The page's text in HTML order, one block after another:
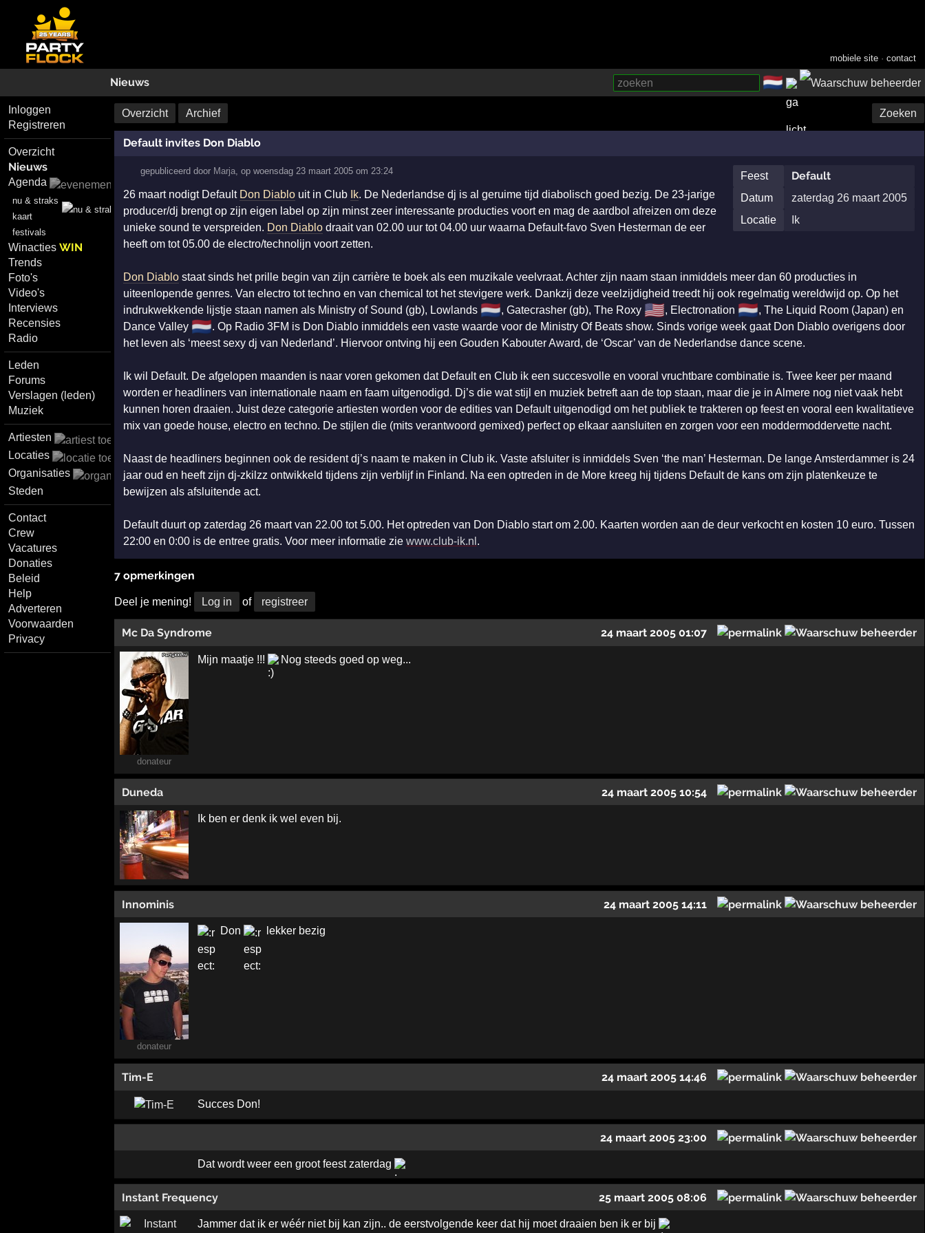
mobiele site ·contact
Nieuws 🇳🇱
Inloggen
Registreren
Overzicht
Nieuws
Agenda
nu & straks
kaart
festivals
WinactiesWIN
Trends
Foto's
Video's
Interviews
Recensies
Radio
Leden
Forums
Verslagen (leden)
Muziek
Artiesten
Locaties
Organisaties
Steden
Contact
Crew
Vacatures
Donaties
Beleid
Help
Adverteren
Voorwaarden
Privacy
Overzicht Archief Zoeken
Default invites Don Diablo
gepubliceerd door Marja, opwoensdag 23 maart 2005 om 23:24 Feest Default
Datum
zaterdag 26 maart 2005
Locatie
Ik
26 maart nodigt Default Don Diablouit in Club Ik. De Nederlandse dj is al geruime tijd diabolisch goed bezig. De 23-jarige
producer/dj brengt op zijn eigen label op zijn minst zeer interessante producties voort en mag de aardbol afreizen om deze
unieke sound te verspreiden. Don Diablodraait van 02.00 uur tot 04.00 uur waarna Default-favo Sven Hesterman de eer
heeft om tot 05.00 de electro/technolijn voort zetten.
Don Diablostaat sinds het prille begin van zijn carrière te boek als een muzikale veelvraat. Achter zijn naam staan inmiddels meer dan 60 producties in
uiteenlopende genres. Van electro tot techno en van chemical tot het stevigere werk. Dankzij deze veelzijdigheid treedt hij ook regelmatig wereldwijd op. Op het
indrukwekkende lijstje staan namen als Ministry of Sound (gb), Lowlands 🇳🇱, Gatecrasher (gb), The Roxy 🇺🇸, Electronation 🇳🇱, The Liquid Room (Japan) en
Dance Valley 🇳🇱. Op Radio 3FM is Don Diablo inmiddels een vaste waarde voor de Ministry Of Beats show. Sinds vorige week gaat Don Diablo overigens door
het leven als ‘meest sexy dj van Nederland’. Hiervoor ontving hij een Gouden Kabouter Award, de ‘Oscar’ van de Nederlandse dance scene.
Ik wil Default. De afgelopen maanden is naar voren gekomen dat Default en Club ik een succesvolle en vooral vruchtbare combinatie is. Twee keer per maand
worden er headliners van internationale naam en faam uitgenodigd. Dj’s die wat stijl en muziek betreft aan de top staan, maar die je in Almere nog niet vaak hebt
kunnen horen draaien. Juist deze categorie artiesten worden voor de edities van Default uitgenodigd om het publiek te trakteren op feest en vooral een kwalitatieve
mix van goede house, electro en techno. De stijlen die (mits verantwoord gemixed) perfect op elkaar aansluiten en zorgen voor een moddermoddervette nacht.
Naast de headliners beginnen ook de resident dj’s naam te maken in Club ik. Vaste afsluiter is inmiddels Sven ‘the man’ Hesterman. De lange Amsterdammer is 24
jaar oud en heeft zijn dj-zkilzz ontwikkeld tijdens zijn verblijf in Finland. Na een optreden in de More kreeg hij tijdens Default de kans om zijn platenkeuze te
bewijzen als afsluitende act.
Default duurt op zaterdag 26 maart van 22.00 tot 5.00. Het optreden van Don Diablo start om 2.00. Kaarten worden aan de deur verkocht en kosten 10 euro. Tussen
22:00 en 0:00 is de entree gratis. Voor meer informatie zie www.club-ik.nl .
7 opmerkingen
Deel je mening! Log in of registreer
Mc Da Syndrome 24 maart 2005 01:07
donateur
Mijn maatje !!! Nog steeds goed op weg...
Duneda 24 maart 2005 10:54
Ik ben er denk ik wel even bij.
Innominis 24 maart 2005 14:11
donateur
Don lekker bezig
Tim-E 24 maart 2005 14:46
Succes Don!
24 maart 2005 23:00
Dat wordt weer een groot feest zaterdag
Instant Frequency 25 maart 2005 08:06
Jammer dat ik er wéér niet bij kan zijn.. de eerstvolgende keer dat hij moet draaien ben ik er bij